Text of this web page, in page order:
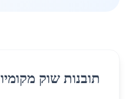
תובנות שוק